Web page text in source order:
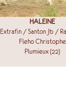
HALEINE
/ Santon Jb /
Fleho Christophe
Plumieux (22)